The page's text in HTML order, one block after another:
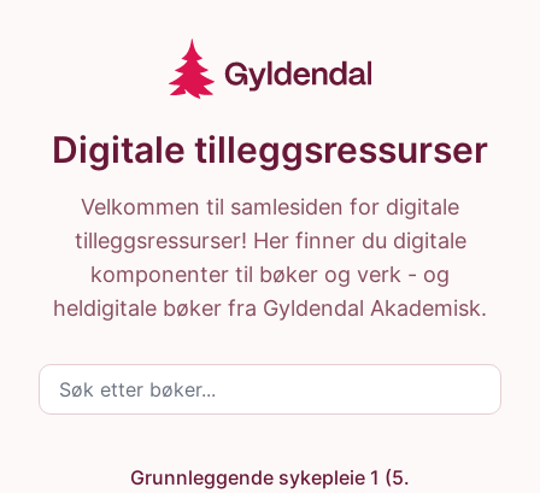
Digitale tilleggsressurser
Velkommen til samlesiden for digitale
tilleggsressurser! Her finner du digitale
komponenter til bøker og verk - og
heldigitale bøker fra Gyldendal Akademisk.
Søk etter bøker
Grunnleggende sykepleie 1 (5.